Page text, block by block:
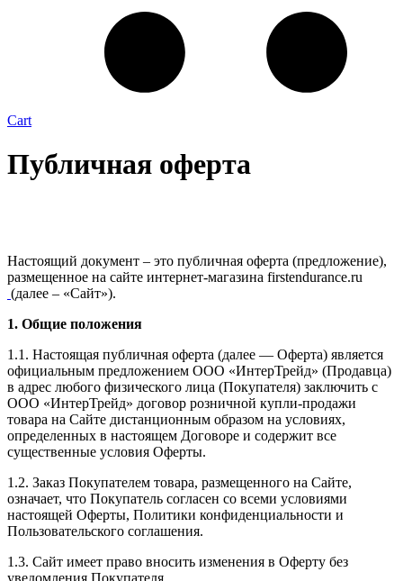
Cart
Публичная оферта
Настоящий документ – это публичная оферта (предложение),
размещенное на сайте интернет-магазина firstendurance.ru
(далее – «Сайт»).
1. Общие положения
1.1. Настоящая публичная оферта (далее — Оферта) является
официальным предложением ООО «ИнтерТрейд» (Продавца)
в адрес любого физического лица (Покупателя) заключить с
ООО «ИнтерТрейд» договор розничной купли-продажи
товара на Сайте дистанционным образом на условиях,
определенных в настоящем Договоре и содержит все
существенные условия Оферты.
1.2. Заказ Покупателем товара, размещенного на Сайте,
означает, что Покупатель согласен со всеми условиями
настоящей Оферты, Политики конфиденциальности и
Пользовательского соглашения.
1.3. Сайт имеет право вносить изменения в Оферту без